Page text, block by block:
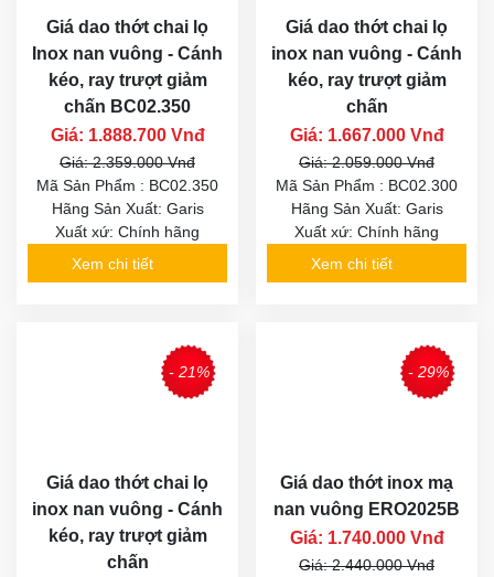
Giá dao thớt chai lọ
Inox nan vuông - Cánh
kéo, ray trượt giảm
chấn BC02.350
Giá: 1.888.700 Vnđ
Giá: 2.359.000 Vnđ
Mã Sản Phẩm : BC02.350
Hãng Sản Xuất: Garis
Xuất xứ: Chính hãng
Xem chi tiết
Giá dao thớt chai lọ
inox nan vuông - Cánh
kéo, ray trượt giảm
chấn
Giá: 1.667.000 Vnđ
Giá: 2.059.000 Vnđ
Mã Sản Phẩm : BC02.300
Hãng Sản Xuất: Garis
Xuất xứ: Chính hãng
Xem chi tiết
- 21%
Giá dao thớt chai lọ
inox nan vuông - Cánh
kéo, ray trượt giảm
chấn
- 29%
Giá dao thớt inox mạ
nan vuông ERO2025B
Giá: 1.740.000 Vnđ
Giá: 2.440.000 Vnđ